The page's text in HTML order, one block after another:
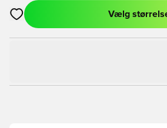
Åbner en Modal til at logge ind eller
Vælg